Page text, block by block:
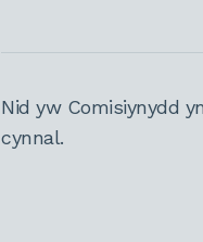
Nid yw Comisiynydd
cynnal.